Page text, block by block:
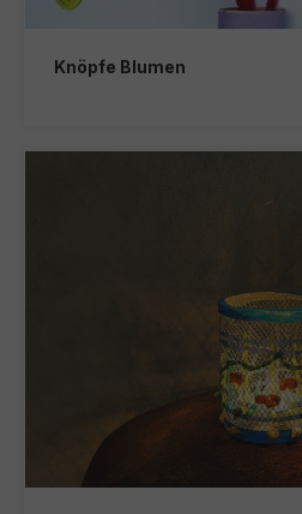
Knöpfe Blumen